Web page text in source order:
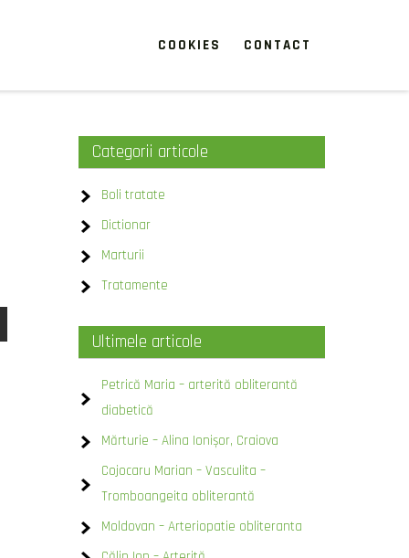
COOKIES CONTACT
Categorii articole
Boli tratate
Dictionar
Marturii
Tratamente
Ultimele articole
Petrică Maria – arterită obliterantă
diabetică
Mărturie – Alina Ionișor, Craiova
Cojocaru Marian – Vasculita –
Tromboangeita obliterantă
Moldovan – Arteriopatie obliteranta